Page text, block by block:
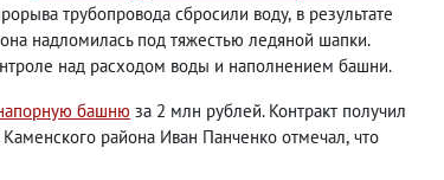
трубопровода сбросили воду, в результате
надломилась под тяжестью ледяной шапки.
над расходом воды и наполнением башни.
башню за 2 млн рублей. Контракт получил
района Иван Панченко отмечал, что